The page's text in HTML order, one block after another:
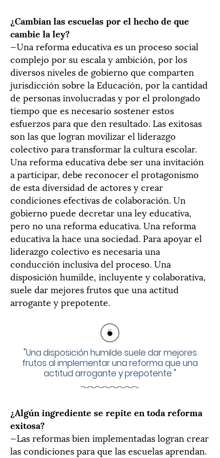
¿Cambian las escuelas por el hecho de que
cambie la ley?
—Una reforma educativa es un proceso social
complejo por su escala y ambición, por los
diversos niveles de gobierno que comparten
jurisdicción sobre la Educación, por la cantidad
de personas involucradas y por el prolongado
tiempo que es necesario sostener estos
esfuerzos para que den resultado. Las exitosas
son las que logran movilizar el liderazgo
colectivo para transformar la cultura escolar.
Una reforma educativa debe ser una invitación
a participar, debe reconocer el protagonismo
de esta diversidad de actores y crear
condiciones efectivas de colaboración. Un
gobierno puede decretar una ley educativa,
pero no una reforma educativa. Una reforma
educativa la hace una sociedad. Para apoyar el
liderazgo colectivo es necesaria una
conducción inclusiva del proceso. Una
disposición humilde, incluyente y colaborativa,
suele dar mejores frutos que una actitud
arrogante y prepotente.
"Una disposición humilde suele dar mejores
frutos al implementar una reforma que una
actitud arrogante y prepotente "
¿Algún ingrediente se repite en toda reforma
exitosa?
—Las reformas bien implementadas logran crear
las condiciones para que las escuelas aprendan.